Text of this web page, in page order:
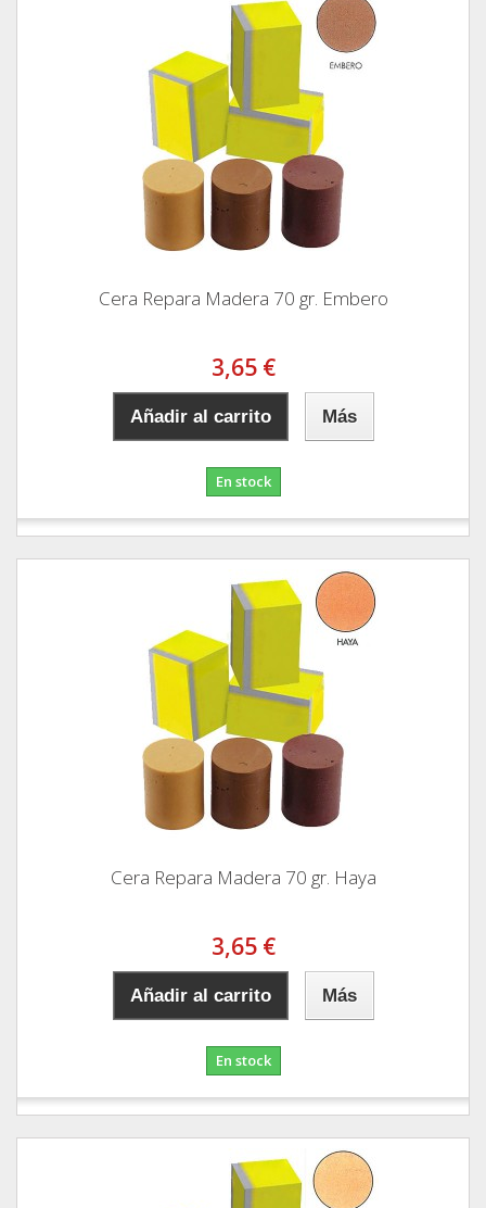
Cera Repara Madera 70 gr. Embero
3,65 €
Añadir al carrito Más
En stock
Cera Repara Madera 70 gr. Haya
3,65 €
Añadir al carrito Más
En stock